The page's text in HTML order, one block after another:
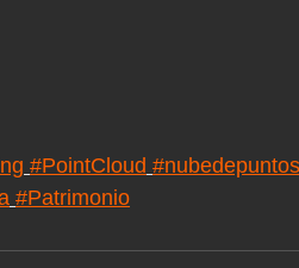
#PointCloud #nubedepuntos
#Patrimonio